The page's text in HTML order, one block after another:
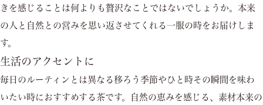
きを感じることは何よりも贅沢なことではないでしょうか。本来
の人と自然との営みを思い返させてくれる一服の時をお届けしま
す。
生活のアクセントに
毎日のルーティンとは異なる移ろう季節やひと時その瞬間を味わ
いたい時におすすめする茶です。自然の恵みを感じる、素材本来の